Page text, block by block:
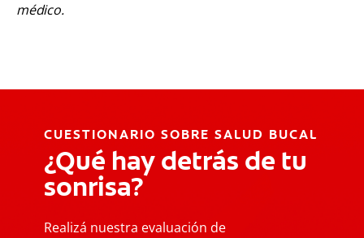
médico.
CUESTIONARIO SOBRE SALUD BUCAL
¿Qué hay detrás de tu
sonrisa?
Realizá nuestra evaluación de